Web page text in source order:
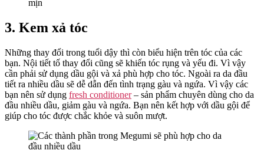
3. Kem xả tóc
Những thay đổi trong tuổi dậy thì còn biểu hiện trên tóc của các
bạn. Nội tiết tố thay đổi cũng sẽ khiến tóc rụng và yếu đi. Vì vậy
cần phải sử dụng dầu gội và xả phù hợp cho tóc. Ngoài ra da đầu
tiết ra nhiều dầu sẽ dễ dẫn đến tình trạng gàu và ngứa. Vì vậy các
bạn nên sử dụng fresh conditioner– sản phẩm chuyên dùng cho da
đầu nhiều dầu, giảm gàu và ngứa. Bạn nên kết hợp với dầu gội để
giúp cho tóc được chắc khỏe và suôn mượt.